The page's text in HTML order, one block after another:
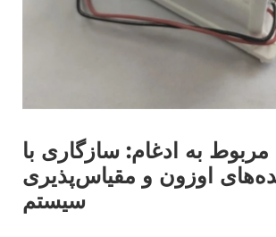
به ادغام: سازگاری با
اوزون و مقیاس‌پذیری
سیستم